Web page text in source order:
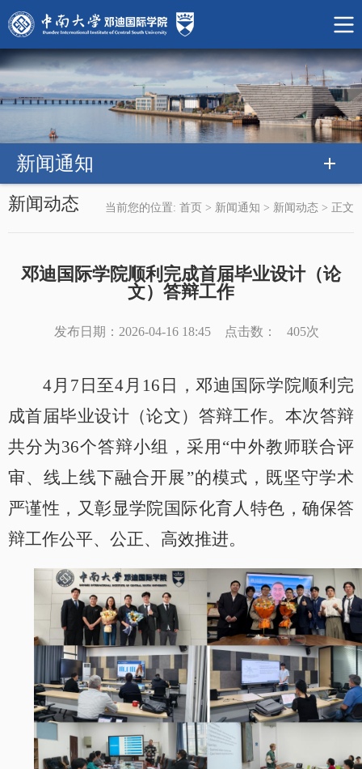
新闻通知
新闻动态 当前您的位置: 首页 > 新闻通知 > 新闻动态 > 正文
邓迪国际学院顺利完成首届毕业设计（论
文）答辩工作
发布日期：2026-04-16 18:45 点击数： 405次
4 月 7 日至4 月 16 日 ，邓迪国际学院顺利完
成首届毕业设计（论文）答辩工作。 本次答辩
共分为36个答辩小组，采用 “中外教师联合评
审、线上线下融合开展”的模式，既坚守学术
严谨性，又彰显学院国际化育人特色，确保答
辩工作公平、公正、高效推进。